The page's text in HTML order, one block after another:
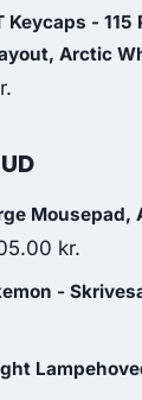
price
is:
214.00 kr..
Keycaps - 115
Arctic
is:
Mousepad,
kr.
price
-